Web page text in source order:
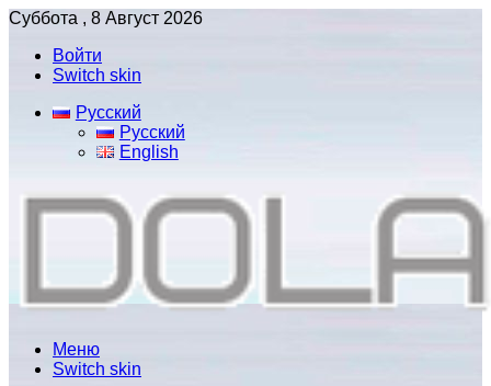
Суббота , 8 Август 2026
Войти
Switch skin
Русский
Русский
English
Меню
Switch skin